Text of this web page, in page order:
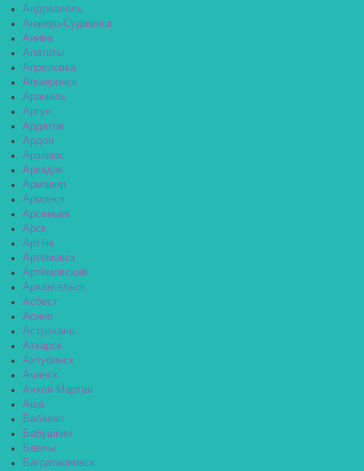
Андреаполь
Анжеро-Судженск
Анива
Апатиты
Апрелевка
Апшеронск
Арамиль
Аргун
Ардатов
Ардон
Арзамас
Аркадак
Армавир
Армянск
Арсеньев
Арск
Артём
Артёмовск
Артёмовский
Архангельск
Асбест
Асино
Астрахань
Аткарск
Ахтубинск
Ачинск
Ачхой-Мартан
Аша
Бабаево
Бабушкин
Бавлы
Багратионовск